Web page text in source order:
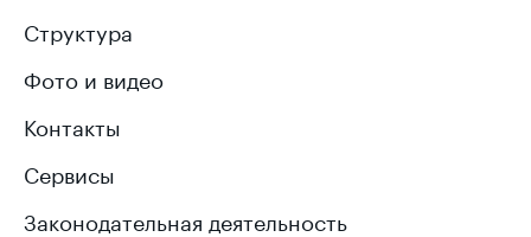
Структура
Фото и видео
Контакты
Сервисы
Законодательная деятельность